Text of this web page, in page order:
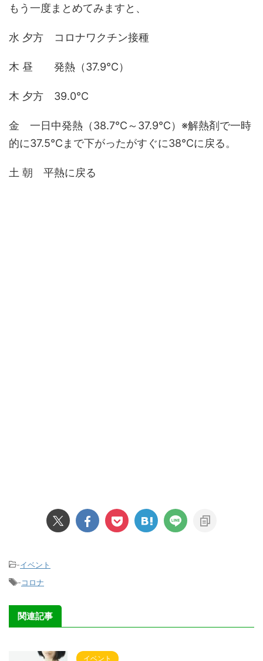
もう一度まとめてみますと、
水 夕方 コロナワクチン接種
木 昼 発熱（37.9℃）
木 夕方 39.0℃
金 一日中発熱（38.7℃～37.9℃）※解熱剤で一時
的に37.5℃まで下がったがすぐに38℃に戻る。
土 朝 平熱に戻る
-イベント
-コロナ
関連記事
イベント